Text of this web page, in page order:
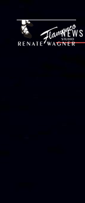
NEWS